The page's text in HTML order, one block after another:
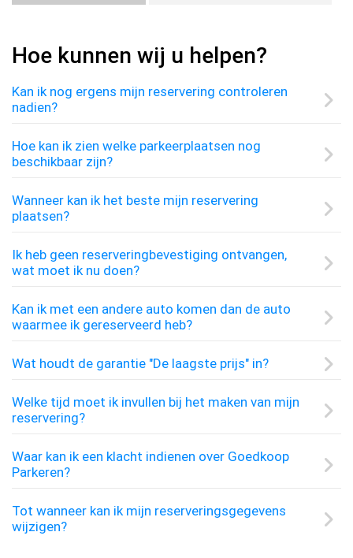
Hoe kunnen wij u helpen?
Kan ik nog ergens mijn reservering controleren
nadien?
Hoe kan ik zien welke parkeerplaatsen nog
beschikbaar zijn?
Wanneer kan ik het beste mijn reservering
plaatsen?
Ik heb geen reserveringbevestiging ontvangen,
wat moet ik nu doen?
Kan ik met een andere auto komen dan de auto
waarmee ik gereserveerd heb?
Wat houdt de garantie "De laagste prijs" in?
Welke tijd moet ik invullen bij het maken van mijn
reservering?
Waar kan ik een klacht indienen over Goedkoop
Parkeren?
Tot wanneer kan ik mijn reserveringsgegevens
wijzigen?